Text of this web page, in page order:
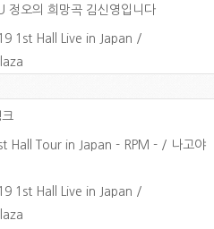
정오의 희망곡 김신영입니다
1st Hall Live in Japan /
Hall Tour in Japan - RPM - / 나고야
1st Hall Live in Japan /